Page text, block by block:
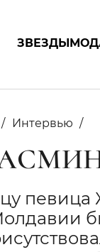
ЗВЕЗДЫ
Интервью